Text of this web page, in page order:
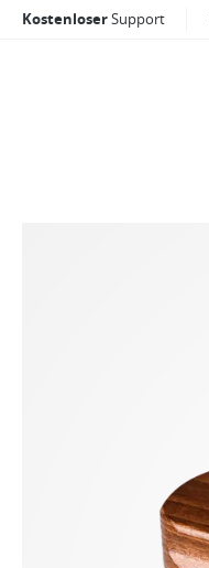
KostenloserSupport